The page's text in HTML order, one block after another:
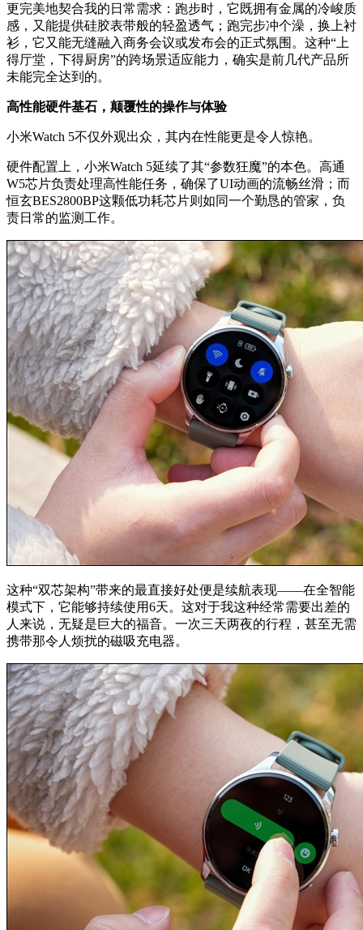
更完美地契合我的日常需求：跑步时，它既拥有金属的冷峻质
感，又能提供硅胶表带般的轻盈透气；跑完步冲个澡，换上衬
衫，它又能无缝融入商务会议或发布会的正式氛围。这种“上
得厅堂，下得厨房”的跨场景适应能力，确实是前几代产品所
未能完全达到的。
高性能硬件基石，颠覆性的操作与体验
小米Watch 5不仅外观出众，其内在性能更是令人惊艳。
硬件配置上，小米Watch 5延续了其“参数狂魔”的本色。高通
W5芯片负责处理高性能任务，确保了UI动画的流畅丝滑；而
恒玄BES2800BP这颗低功耗芯片则如同一个勤恳的管家，负
责日常的监测工作。
这种“双芯架构”带来的最直接好处便是续航表现——在全智能
模式下，它能够持续使用6天。这对于我这种经常需要出差的
人来说，无疑是巨大的福音。一次三天两夜的行程，甚至无需
携带那令人烦扰的磁吸充电器。